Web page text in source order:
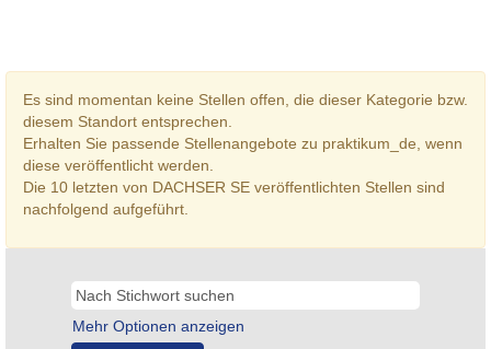
Es sind momentan keine Stellen offen, die dieser Kategorie bzw.
diesem Standort entsprechen.
Erhalten Sie passende Stellenangebote zu praktikum_de, wenn
diese veröffentlicht werden.
Die 10 letzten von DACHSER SE veröffentlichten Stellen sind
nachfolgend aufgeführt.
Mehr Optionen anzeigen